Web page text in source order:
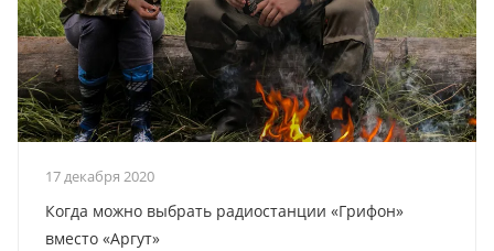
17 декабря 2020
Когда можно выбрать радиостанции «Грифон»
вместо «Аргут»